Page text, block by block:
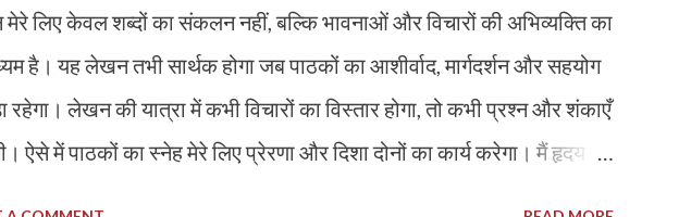
लिए केवल शब्दों का संकलन नहीं, बल्कि भावनाओं और विचारों की अभिव्यक्ति का
है। यह लेखन तभी सार्थक होगा जब पाठकों का आशीर्वाद, मार्गदर्शन और सहयोग
लेखन की यात्रा में कभी विचारों का विस्तार होगा, तो कभी प्रश्न और शंकाएँ
ऐसे में पाठकों का स्नेह मेरे लिए प्रेरणा और दिशा दोनों का कार्य करेगा। मैं हृदय से